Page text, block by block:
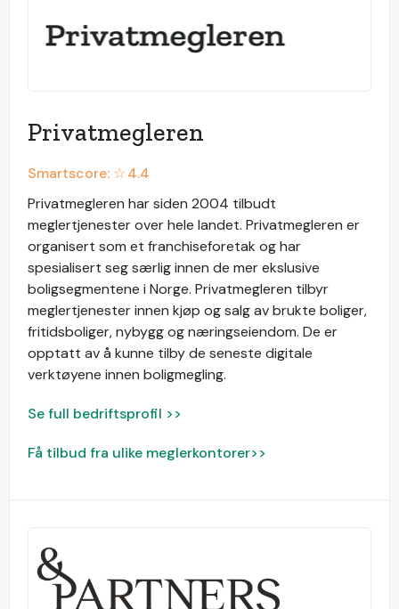
Privatmegleren
Smartscore: ☆4.4
Privatmegleren har siden 2004 tilbudt
meglertjenester over hele landet. Privatmegleren er
organisert som et franchiseforetak og har
spesialisert seg særlig innen de mer ekslusive
boligsegmentene i Norge. Privatmegleren tilbyr
meglertjenester innen kjøp og salg av brukte boliger,
fritidsboliger, nybygg og næringseiendom. De er
opptatt av å kunne tilby de seneste digitale
verktøyene innen boligmegling.
Se full bedriftsprofil >>
Få tilbud fra ulike meglerkontorer>>